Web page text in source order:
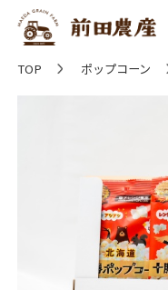
TOP ポップコーン